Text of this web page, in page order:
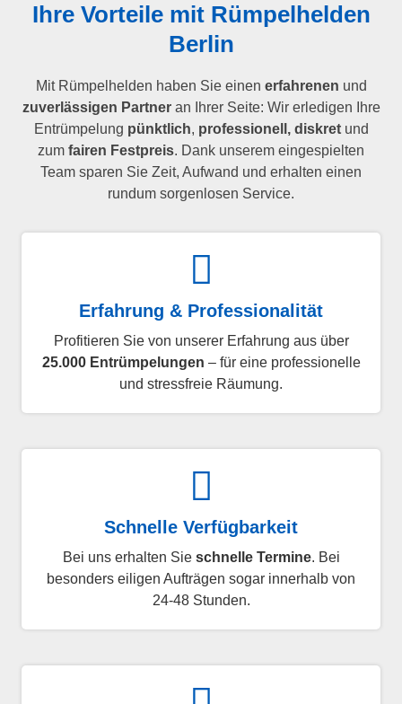
Ihre Vorteile mit Rümpelhelden
Berlin
Mit Rümpelhelden haben Sie einen erfahrenen und
zuverlässigen Partneran Ihrer Seite: Wir erledigen Ihre
Entrümpelung pünktlich, professionell, diskretund
zum fairen Festpreis. Dank unserem eingespielten
Team sparen Sie Zeit, Aufwand und erhalten einen
rundum sorgenlosen Service.
Erfahrung & Professionalität
Profitieren Sie von unserer Erfahrung aus über
25.000 Entrümpelungen – für eine professionelle
und stressfreie Räumung.
Schnelle Verfügbarkeit
Bei uns erhalten Sie schnelle Termine. Bei
besonders eiligen Aufträgen sogar innerhalb von
24-48 Stunden.